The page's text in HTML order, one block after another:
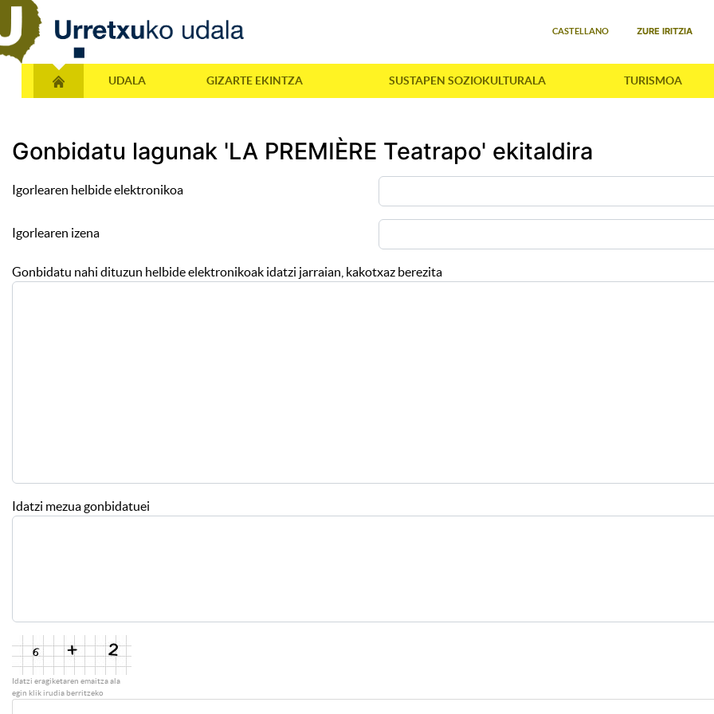
CASTELLANO ZURE IRITZIA
UDALA GIZARTE EKINTZA SUSTAPEN SOZIOKULTURALA TURISMOA
Gonbidatu lagunak 'LA PREMIÈRE Teatrapo' ekitaldira
Igorlearen helbide elektronikoa
Igorlearen izena
Gonbidatu nahi dituzun helbide elektronikoak idatzi jarraian, kakotxaz berezita
Idatzi mezua gonbidatuei
Idatzi eragiketaren emaitza ala
egin klik irudia berritzeko